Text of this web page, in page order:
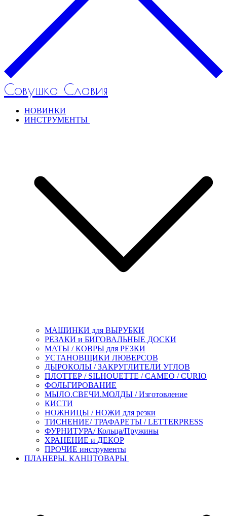
Совушка Славия
НОВИНКИ
ИНСТРУМЕНТЫ
МАШИНКИ для ВЫРУБКИ
РЕЗАКИ и БИГОВАЛЬНЫЕ ДОСКИ
МАТЫ / КОВРЫ для РЕЗКИ
УСТАНОВЩИКИ ЛЮВЕРСОВ
ДЫРОКОЛЫ / ЗАКРУГЛИТЕЛИ УГЛОВ
ПЛОТТЕР / SILHOUETTE / CAMEO / CURIO
ФОЛЬГИРОВАНИЕ
МЫЛО.СВЕЧИ.МОЛДЫ / Изготовление
КИСТИ
НОЖНИЦЫ / НОЖИ для резки
ТИСНЕНИЕ/ ТРАФАРЕТЫ / LETTERPRESS
ФУРНИТУРА/ Кольца/Пружины
ХРАНЕНИЕ и ДЕКОР
ПРОЧИЕ инструменты
ПЛАНЕРЫ. КАНЦТОВАРЫ